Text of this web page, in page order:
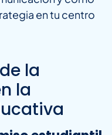
en tu centro
la
la